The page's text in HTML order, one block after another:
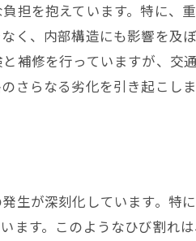
決後の都市のビジョン
担を抱えています。特に、
く、内部構造にも影響を及
補修を行っていますが、交
さらなる劣化を引き起こし
生が深刻化しています。特
ます。このようなひび割れ